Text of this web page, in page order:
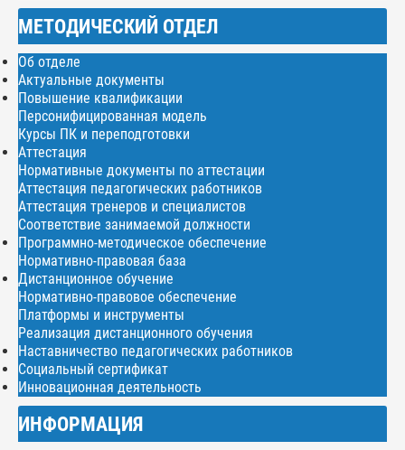
МЕТОДИЧЕСКИЙ ОТДЕЛ
Об отделе
Актуальные документы
Повышение квалификации
Персонифицированная модель
Курсы ПК и переподготовки
Аттестация
Нормативные документы по аттестации
Аттестация педагогических работников
Аттестация тренеров и специалистов
Соответствие занимаемой должности
Программно-методическое обеспечение
Нормативно-правовая база
Дистанционное обучение
Нормативно-правовое обеспечение
Платформы и инструменты
Реализация дистанционного обучения
Наставничество педагогических работников
Социальный сертификат
Инновационная деятельность
ИНФОРМАЦИЯ